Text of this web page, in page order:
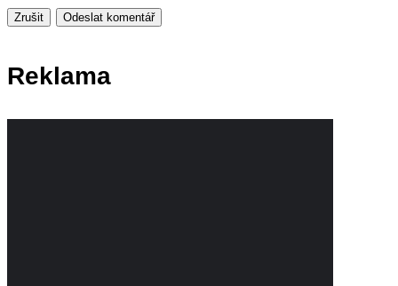
Zrušit Odeslat komentář
Reklama